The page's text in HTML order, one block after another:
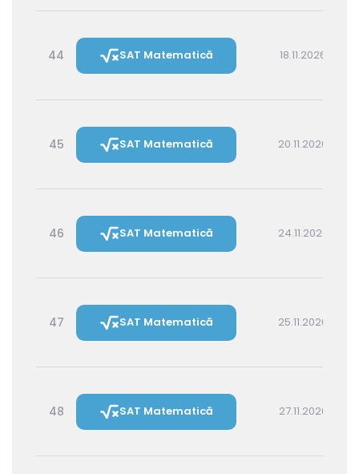
44 SAT Matematică 18.11.2026 14:30
45 SAT Matematică 20.11.2026 16:00
46 SAT Matematică 24.11.2026 16:00
47 SAT Matematică 25.11.2026 14:30
48 SAT Matematică 27.11.2026 16:00